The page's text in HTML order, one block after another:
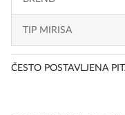
TIP MIRISA
ČESTO POSTAVLJENA